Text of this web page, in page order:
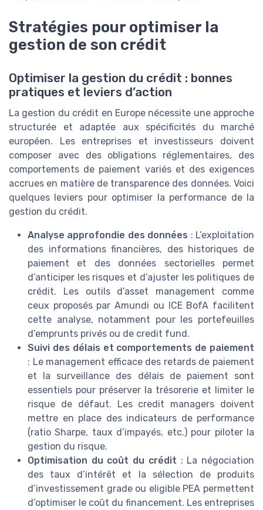
Stratégies pour optimiser la
gestion de son crédit
Optimiser la gestion du crédit : bonnes
pratiques et leviers d’action
La gestion du crédit en Europe nécessite une approche
structurée et adaptée aux spécificités du marché
européen. Les entreprises et investisseurs doivent
composer avec des obligations réglementaires, des
comportements de paiement variés et des exigences
accrues en matière de transparence des données. Voici
quelques leviers pour optimiser la performance de la
gestion du crédit.
Analyse approfondie des données : L’exploitation
des informations financières, des historiques de
paiement et des données sectorielles permet
d’anticiper les risques et d’ajuster les politiques de
crédit. Les outils d’asset management comme
ceux proposés par Amundi ou ICE BofA facilitent
cette analyse, notamment pour les portefeuilles
d’emprunts privés ou de credit fund.
Suivi des délais et comportements de paiement
: Le management efficace des retards de paiement
et la surveillance des délais de paiement sont
essentiels pour préserver la trésorerie et limiter le
risque de défaut. Les credit managers doivent
mettre en place des indicateurs de performance
(ratio Sharpe, taux d’impayés, etc.) pour piloter la
gestion du risque.
Optimisation du coût du crédit : La négociation
des taux d’intérêt et la sélection de produits
d’investissement grade ou eligible PEA permettent
d’optimiser le coût du financement. Les entreprises